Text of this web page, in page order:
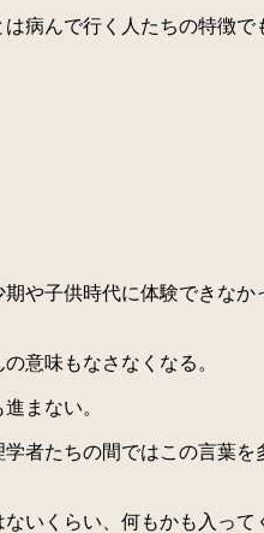
病んで行く人たちの特徴で
や子供時代に体験できなか
意味もなさなくなる。
まない。
者たちの間ではこの言葉を
いくらい、何もかも入って